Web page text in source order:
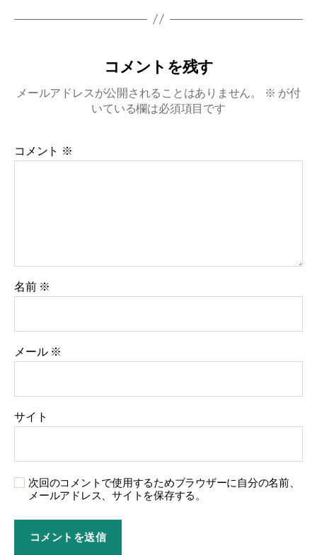
コメントを残す
メールアドレスが公開されることはありません。 ※ が付
いている欄は必須項目です
コメント ※
名前 ※
メール ※
サイト
次回のコメントで使用するためブラウザーに自分の名前、
メールアドレス、サイトを保存する。